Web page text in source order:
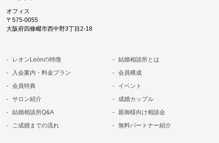
オフィス
〒575-0055
大阪府四條畷市西中野3丁目2-18
レオンLeónの特徴
入会案内・料金プラン
会員特典
サロン紹介
結婚相談所Q&A
ご成婚までの流れ
結婚相談所とは
会員構成
イベント
成婚カップル
親御様向け相談会
無料パートナー紹介